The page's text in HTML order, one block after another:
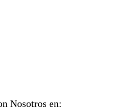
Nosotros en: